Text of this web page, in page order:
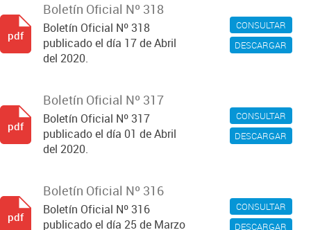
CONSULTAR
DESCARGAR
Boletín Oficial Nº 318
Boletín Oficial Nº 318
publicado el día 17 de Abril
del 2020.
pdf
CONSULTAR
DESCARGAR
Boletín Oficial Nº 317
Boletín Oficial Nº 317
publicado el día 01 de Abril
del 2020.
pdf
CONSULTAR
DESCARGAR
Boletín Oficial Nº 316
Boletín Oficial Nº 316
publicado el día 25 de Marzo
pdf